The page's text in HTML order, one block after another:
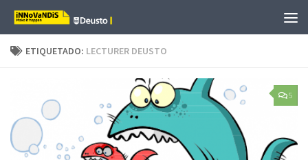
Saltar al contenido
ETIQUETADO: LECTURER DEUSTO
5